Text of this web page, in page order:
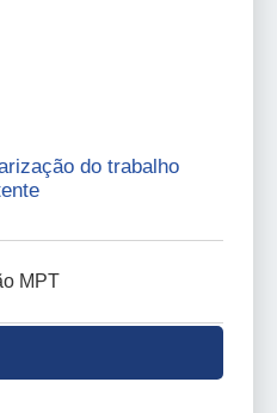
do trabalho